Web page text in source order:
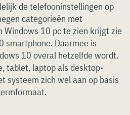
de telefooninstellingen op
categorieën met
Windows 10 pc te zien krijgt zie
smartphone. Daarmee is
10 overal hetzelfde wordt.
tablet, laptop als desktop-
systeem zich wel aan op basis